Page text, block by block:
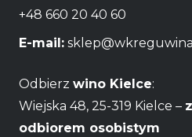
+48 660 20 40 60
E-mail:
Odbierz wino Kielce:
Wiejska 48, 25-319 Kielce –
odbiorem osobistym